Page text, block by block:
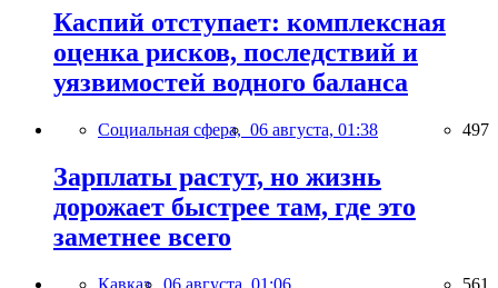
Каспий отступает: комплексная
оценка рисков, последствий и
уязвимостей водного баланса
Социальная сфера, 06 августа, 01:38 497
Зарплаты растут, но жизнь
дорожает быстрее там, где это
заметнее всего
Кавказ, 06 августа, 01:06 561